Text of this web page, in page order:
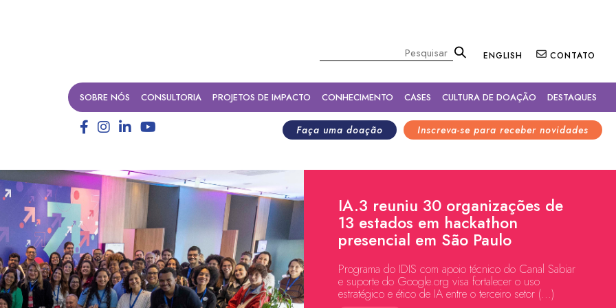
ENGLISH CONTATO
SOBRE NÓS CONSULTORIA PROJETOS DE IMPACTO CONHECIMENTO CASES CULTURA DE DOAÇÃO DESTAQUES
Inscreva-se para receber novidades
Faça uma doação
IA.3 reuniu 30 organizações de
13 estados em hackathon
presencial em São Paulo
Programa do IDIS com apoio técnico do Canal Sabiar
e suporte do Google.org visa fortalecer o uso
estratégico e ético de IA entre o terceiro setor (...)